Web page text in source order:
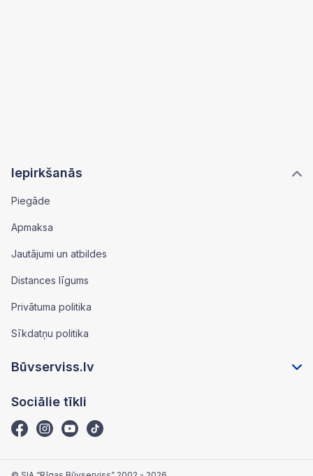
Iepirkšanās
Piegāde
Apmaksa
Jautājumi un atbildes
Distances līgums
Privātuma politika
Sīkdatņu politika
Būvserviss.lv
Sociālie tīkli